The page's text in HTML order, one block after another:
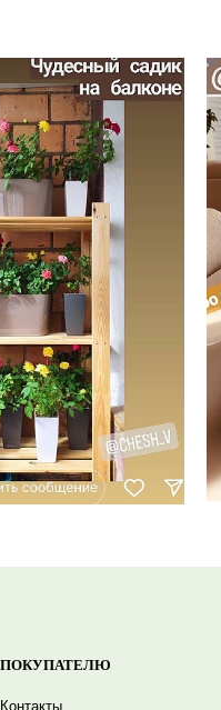
ПОКУПАТЕЛЮ